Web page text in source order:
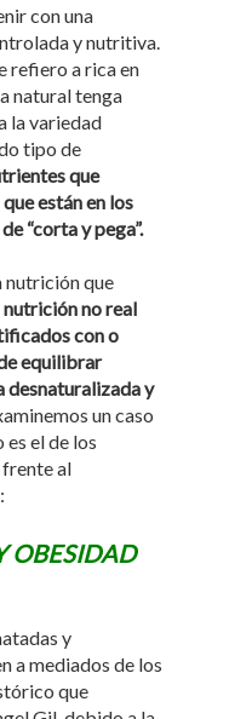
con una
y nutritiva.
refiero a rica en
natural tenga
la variedad
tipo de
que
están en los
“corta y pega”.
nutrición que
nutrición no real
con o
equilibrar
desnaturalizada y
un caso
el de los
frente al
OBESIDAD
y
a mediados de los
que